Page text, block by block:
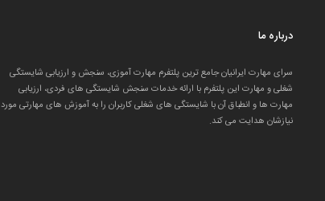
درباره ما
سرای مهارت ایرانیان جامع ترین پلتفرم مهارت آموزی، سنجش و ارزیابی شایستگی
شغلی و مهارت این پلتفرم با ارائه خدمات سنجش شایستگی های فردی، ارزیابی
مهارت ها و انطباق آن با شایستگی های شغلی کاربران را به آموزش های مهارتی مورد
نیازشان هدایت می کند.